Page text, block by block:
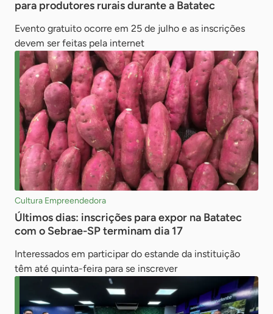
para produtores rurais durante a Batatec
Evento gratuito ocorre em 25 de julho e as inscrições
devem ser feitas pela internet
Cultura Empreendedora
Últimos dias: inscrições para expor na Batatec
com o Sebrae-SP terminam dia 17
Interessados em participar do estande da instituição
têm até quinta-feira para se inscrever